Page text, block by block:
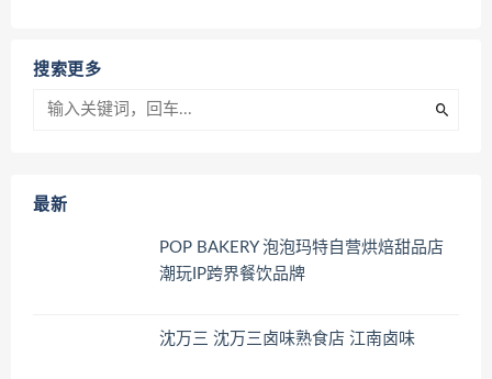
搜索更多
最新
POP BAKERY 泡泡玛特自营烘焙甜品店
潮玩IP跨界餐饮品牌
沈万三 沈万三卤味熟食店 江南卤味